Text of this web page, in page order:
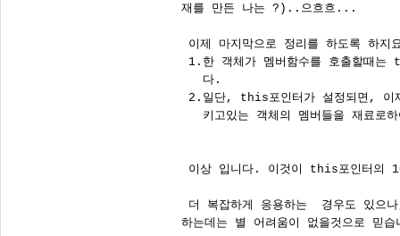
재를 만든 나는 ?)..으흐흐...
이제 마지막으로 정리를 하도록 하지
1.한 객체가 멤버함수를 호출할때
   다.
2.일단, this포인터가 설정되면,
키고있는 객체의 멤버들을 재료로
이상 입니다. 이것이 this포인터의
더 복잡하게 응용하는  경우도 있으
하는데는 별 어려움이 없을것으로 믿습